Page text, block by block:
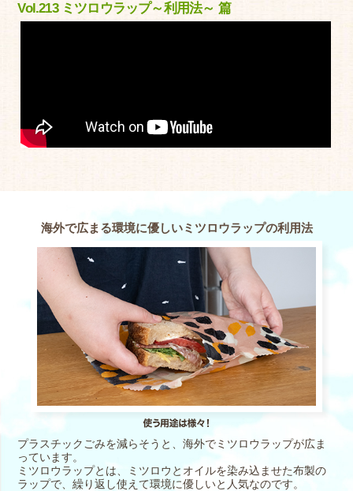
Vol.213 ミツロウラップ～利用法～ 篇
海外で広まる環境に優しいミツロウラップの利用法
プラスチックごみを減らそうと、海外でミツロウラップが広ま
っています。
ミツロウラップとは、ミツロウとオイルを染み込ませた布製の
ラップで、繰り返し使えて環境に優しいと人気なのです。